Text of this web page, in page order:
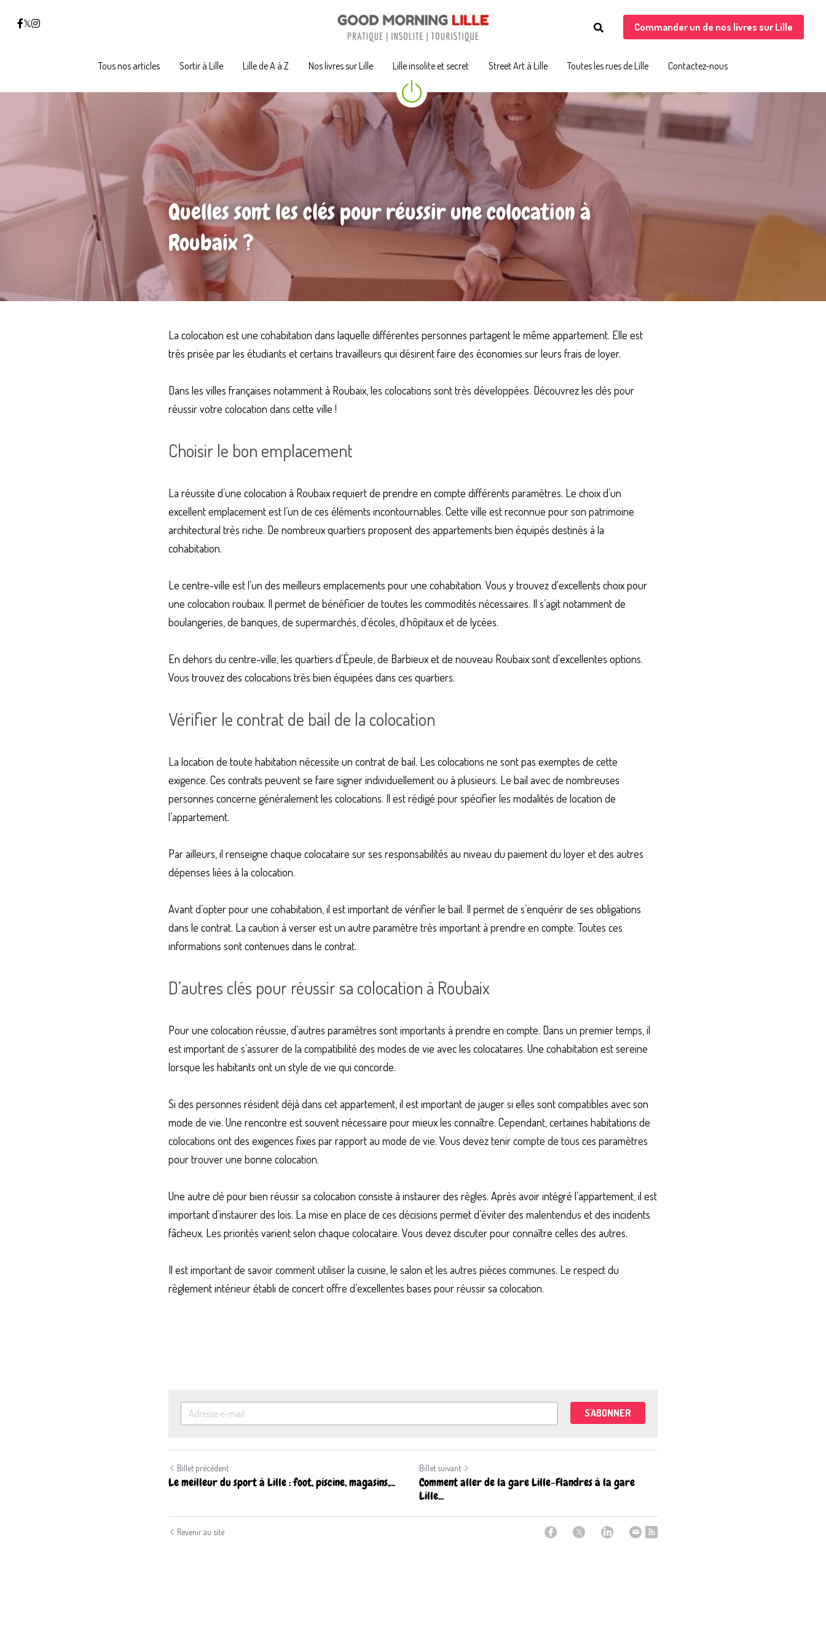
Tous nos articles Sortir à Lille Lille de A à Z Nos livres sur Lille Lille insolite et secret Street Art à Lille Toutes les rues de Lille Contactez-nous
Commander un de nos livres sur Lille
Tous nos articles Sortir à Lille Lille de A à Z Nos livres sur Lille Lille insolite et secret Street Art à Lille Toutes les rues de Lille Contactez-nous
Commander un de nos livres sur Lille
Quelles sont les clés pour réussir une colocation à
Roubaix ?
La colocation est une cohabitation dans laquelle différentes personnes partagent le même appartement. Elle est
très prisée par les étudiants et certains travailleurs qui désirent faire des économies sur leurs frais de loyer.
Dans les villes françaises notamment à Roubaix, les colocations sont très développées. Découvrez les clés pour
réussir votre colocation dans cette ville !
Choisir le bon emplacement
La réussite d’une colocation à Roubaix requiert de prendre en compte différents paramètres. Le choix d’un
excellent emplacement est l’un de ces éléments incontournables. Cette ville est reconnue pour son patrimoine
architectural très riche. De nombreux quartiers proposent des appartements bien équipés destinés à la
cohabitation.
Le centre-ville est l’un des meilleurs emplacements pour une cohabitation. Vous y trouvez d'excellents choix pour
une colocation roubaix. Il permet de bénéficier de toutes les commodités nécessaires. Il s’agit notamment de
boulangeries, de banques, de supermarchés, d’écoles, d’hôpitaux et de lycées.
En dehors du centre-ville, les quartiers d’Épeule, de Barbieux et de nouveau Roubaix sont d’excellentes options.
Vous trouvez des colocations très bien équipées dans ces quartiers.
Vérifier le contrat de bail de la colocation
La location de toute habitation nécessite un contrat de bail. Les colocations ne sont pas exemptes de cette
exigence. Ces contrats peuvent se faire signer individuellement ou à plusieurs. Le bail avec de nombreuses
personnes concerne généralement les colocations. Il est rédigé pour spécifier les modalités de location de
l’appartement.
Par ailleurs, il renseigne chaque colocataire sur ses responsabilités au niveau du paiement du loyer et des autres
dépenses liées à la colocation.
Avant d’opter pour une cohabitation, il est important de vérifier le bail. Il permet de s’enquérir de ses obligations
dans le contrat. La caution à verser est un autre paramètre très important à prendre en compte. Toutes ces
informations sont contenues dans le contrat.
D’autres clés pour réussir sa colocation à Roubaix
Pour une colocation réussie, d’autres paramètres sont importants à prendre en compte. Dans un premier temps, il
est important de s’assurer de la compatibilité des modes de vie avec les colocataires. Une cohabitation est sereine
lorsque les habitants ont un style de vie qui concorde.
Si des personnes résident déjà dans cet appartement, il est important de jauger si elles sont compatibles avec son
mode de vie. Une rencontre est souvent nécessaire pour mieux les connaître. Cependant, certaines habitations de
colocations ont des exigences fixes par rapport au mode de vie. Vous devez tenir compte de tous ces paramètres
pour trouver une bonne colocation.
Une autre clé pour bien réussir sa colocation consiste à instaurer des règles. Après avoir intégré l’appartement, il est
important d’instaurer des lois. La mise en place de ces décisions permet d’éviter des malentendus et des incidents
fâcheux. Les priorités varient selon chaque colocataire. Vous devez discuter pour connaître celles des autres.
Il est important de savoir comment utiliser la cuisine, le salon et les autres pièces communes. Le respect du
règlement intérieur établi de concert offre d’excellentes bases pour réussir sa colocation.
S'ABONNER
Billet précédent
Le meilleur du sport à Lille : foot, piscine, magasins,...
Billet suivant
Comment aller de la gare Lille-Flandres à la gare
Lille...
Revenir au site